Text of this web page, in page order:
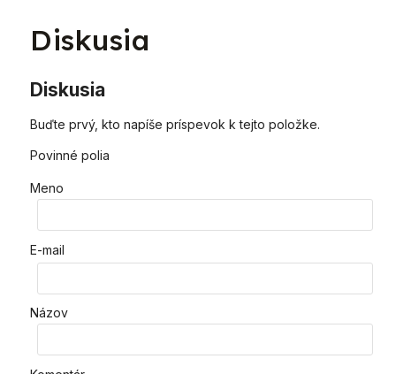
Diskusia
Diskusia
Buďte prvý, kto napíše príspevok k tejto položke.
Povinné polia
Meno
E-mail
Názov